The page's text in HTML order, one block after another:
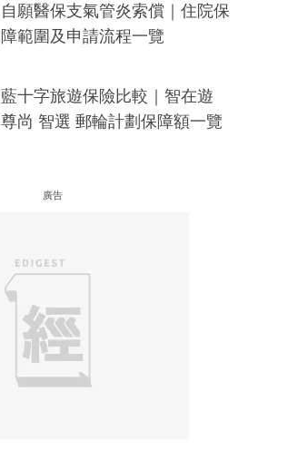
自願醫保支氣管炎索償｜住院保
障範圍及申請流程一覽
藍十字旅遊保險比較｜智在遊
尊尚 智選 郵輪計劃保障額一覽
廣告